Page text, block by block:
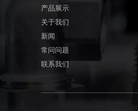
产品展示
关于我们
新闻
常问问题
联系我们